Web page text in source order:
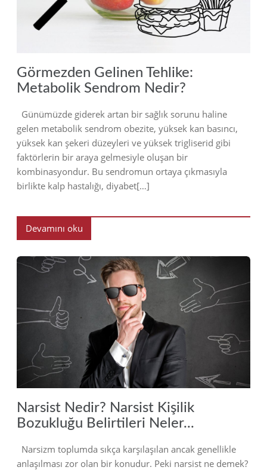
Görmezden Gelinen Tehlike:
Metabolik Sendrom Nedir?
Günümüzde giderek artan bir sağlık sorunu haline
gelen metabolik sendrom obezite, yüksek kan basıncı,
yüksek kan şekeri düzeyleri ve yüksek trigliserid gibi
faktörlerin bir araya gelmesiyle oluşan bir
kombinasyondur. Bu sendromun ortaya çıkmasıyla
birlikte kalp hastalığı, diyabet[…]
Devamını oku
Narsist Nedir? Narsist Kişilik
Bozukluğu Belirtileri Neler...
Narsizm toplumda sıkça karşılaşılan ancak genellikle
anlaşılması zor olan bir konudur. Peki narsist ne demek?